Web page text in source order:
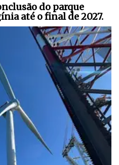
do parque
até o final de 2027.